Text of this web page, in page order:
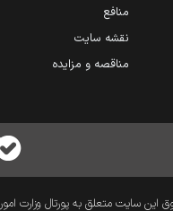
منافع
نقشه سایت
مناقصه و مزایده
این سایت متعلق به پورتال وزارت